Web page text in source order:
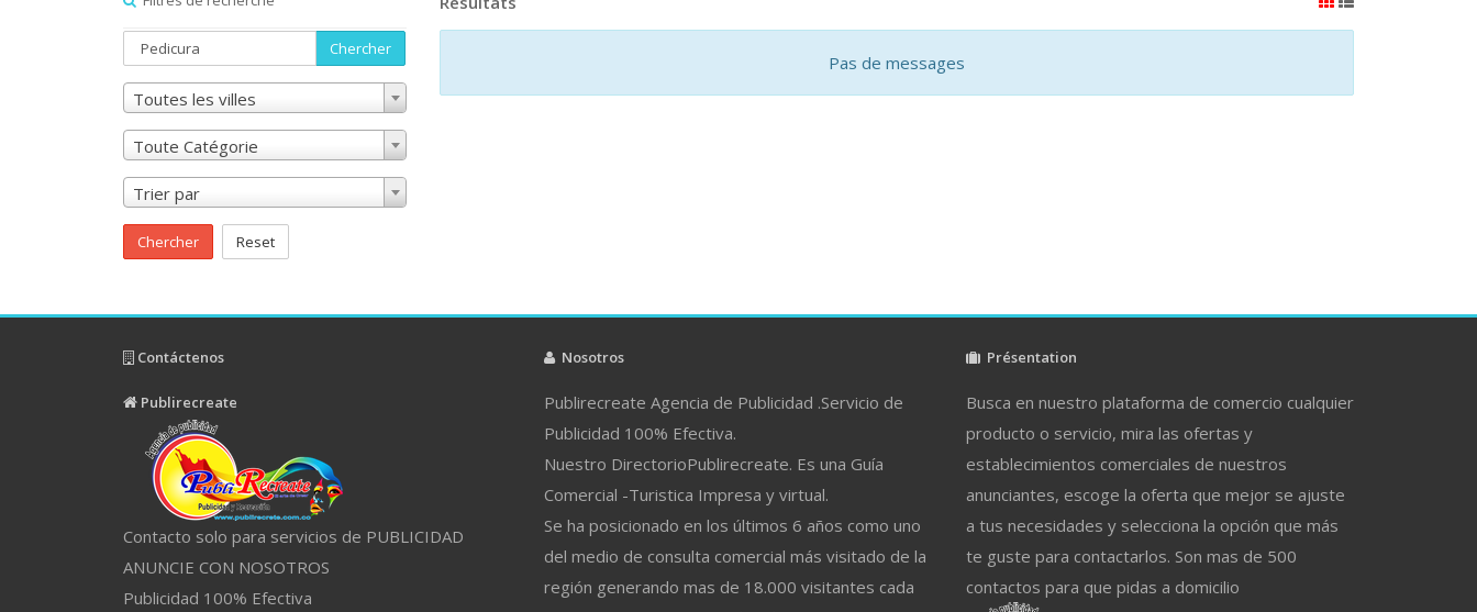
Chercher
Toutes les villes
Toute Catégorie
Trier par
Chercher Reset
Pas de messages
Contáctenos
Publirecreate
Contacto solo para servicios de PUBLICIDAD
ANUNCIE CON NOSOTROS
Publicidad 100% Efectiva
Nosotros
Publirecreate Agencia de Publicidad .Servicio de
Publicidad 100% Efectiva.
Nuestro DirectorioPublirecreate. Es una Guía
Comercial -Turistica Impresa y virtual.
Se ha posicionado en los últimos 6 años como uno
del medio de consulta comercial más visitado de la
región generando mas de 18.000 visitantes cada
Présentation
Busca en nuestro plataforma de comercio cualquier
producto o servicio, mira las ofertas y
establecimientos comerciales de nuestros
anunciantes, escoge la oferta que mejor se ajuste
a tus necesidades y selecciona la opción que más
te guste para contactarlos. Son mas de 500
contactos para que pidas a domicilio